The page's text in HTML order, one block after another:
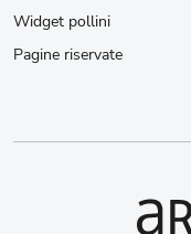
Widget pollini
Pagine riservate